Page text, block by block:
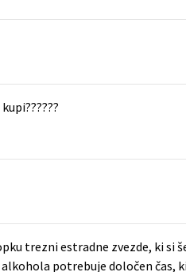
trezni estradne zvezde, ki si
potrebuje določen čas,